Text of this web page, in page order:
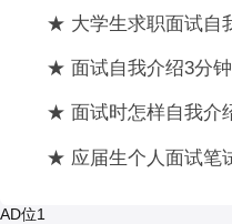
★ 大学生求职面试自
★ 面试自我介绍3分
★ 面试时怎样自我介
★ 应届生个人面试笔
AD位1